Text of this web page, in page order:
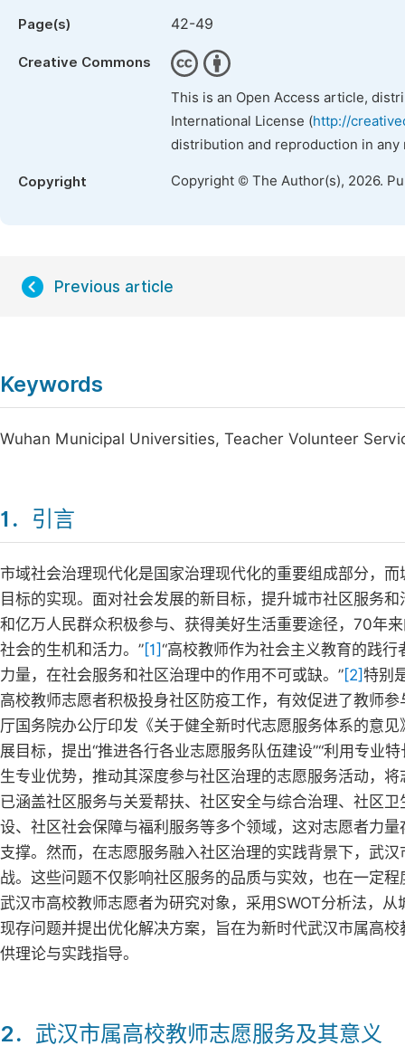
Page(s) 42-49
Creative Commons
This is an Open Access article,
International License (http://
distribution and reproduction in
Copyright Copyright © The Author(s), 2026.
Previous article
Keywords
Wuhan Municipal Universities, Teacher Volunteer
1．引言
市域社会治理现代化是国家治理现代化的重要组成部分，
目标的实现。面对社会发展的新目标，提升城市社区服务
和亿万人民群众积极参与、获得美好生活重要途径，70年
社会的生机和活力。”[1]“高校教师作为社会主义教育的践
力量，在社会服务和社区治理中的作用不可或缺。”[2]特别
高校教师志愿者积极投身社区防疫工作，有效促进了教师
厅国务院办公厅印发《关于健全新时代志愿服务体系的意
展目标，提出“推进各行各业志愿服务队伍建设”“利用专业
生专业优势，推动其深度参与社区治理的志愿服务活动，
已涵盖社区服务与关爱帮扶、社区安全与综合治理、社区
设、社区社会保障与福利服务等多个领域，这对志愿者力
支撑。然而，在志愿服务融入社区治理的实践背景下，武
战。这些问题不仅影响社区服务的品质与实效，也在一定
武汉市高校教师志愿者为研究对象，采用SWOT分析法，
现存问题并提出优化解决方案，旨在为新时代武汉市属高
供理论与实践指导。
2．武汉市属高校教师志愿服务及其意义